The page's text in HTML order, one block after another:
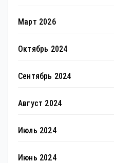
Март 2026
Октябрь 2024
Сентябрь 2024
Август 2024
Июль 2024
Июнь 2024